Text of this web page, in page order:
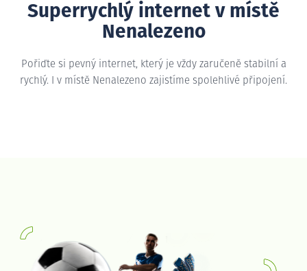
Superrychlý internet v místě
Nenalezeno
Pořiďte si pevný internet, který je vždy zaručeně stabilní a
rychlý. I v místě Nenalezeno zajistíme spolehlivé připojení.